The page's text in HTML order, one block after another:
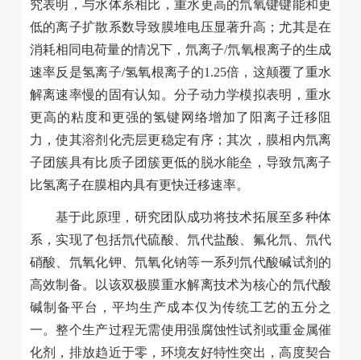
究表明，与水体系相比，重水更高的氘氧键键能和更
低的离子扩散系数导致膜堆电压显著升高；尤其是在
消耗相同电荷量的情况下，氘离子/氘氧根离子的生成
速率反是氢离子/氢氧根离子的1.25倍，这颠覆了重水
解离速率慢的固有认知。分子动力学模拟表明，重水
更高的粘度和更强的氢键网络增加了阳离子迁移阻
力，使其溶剂化壳层更稳定有序；其次，膜相内氘离
子团簇具有比质子团簇更低的脱水能垒，导致氘离子
比氢离子在膜相内具有更快迁移速率。
基于此原理，研究团队成功将技术拓展至多种体
系，实现了包括氘代硫酸、氘代盐酸、氟化氘、氘代
硝酸、氘氧化钾、氘氧化钠等一系列氘代酸碱试剂的
高效制备。以该双极膜重水解离技术为核心的氘代酸
碱制备平台，平均生产成本仅为传统工艺的五分之
一。整个生产过程无需使用强腐蚀性试剂或重金属催
化剂，排放趋近于零，环境友好特性突出，高度契合